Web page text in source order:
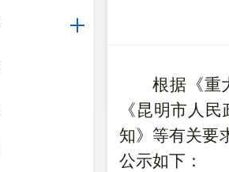
根据《重
《昆明市人
知》等有关要
公示如下：